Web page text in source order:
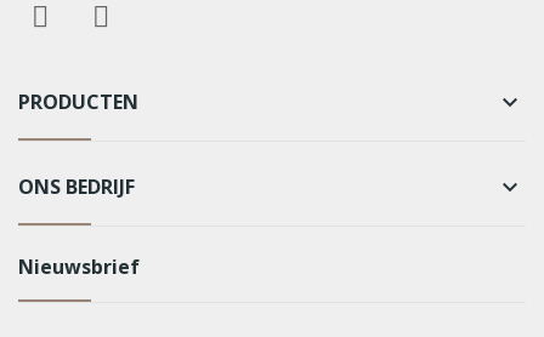
PRODUCTEN keyboard_arrow_down
ONS BEDRIJF keyboard_arrow_down
Nieuwsbrief